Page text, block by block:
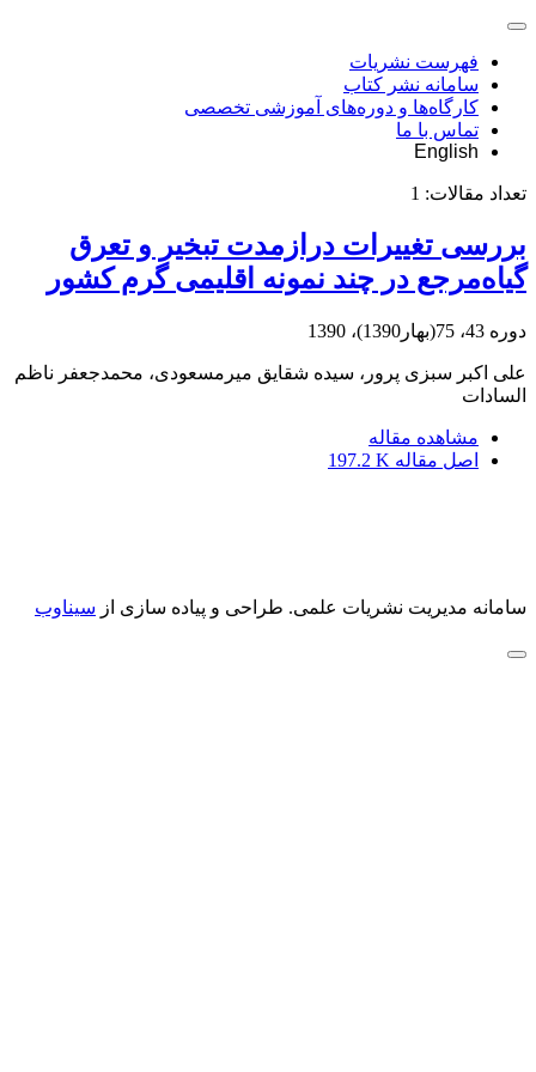
فهرست نشریات
سامانه نشر کتاب
کارگاه‌ها و دوره‌های آموزشی تخصصی
تماس با ما
English
تعداد مقالات: 1
بررسی تغییرات درازمدت تبخیر و تعرق
گیاه‌مرجع در چند نمونه اقلیمی گرم کشور
دوره 43، 75(بهار1390)، 1390
علی اکبر سبزی پرور، سیده شقایق میرمسعودی، محمدجعفر ناظم
السادات
مشاهده مقاله
اصل مقاله 197.2 K
سامانه مدیریت نشریات علمی. طراحی و پیاده سازی از سیناوب